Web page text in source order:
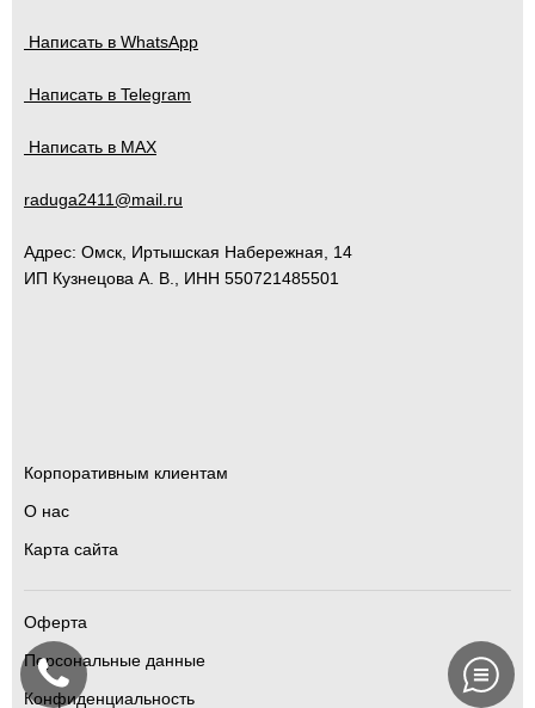
Написать в WhatsApp
Написать в Telegram
Написать в MAX
raduga2411@mail.ru
Адрес: Омск Иртышская Набережная, 14
ИП Кузнецова А. В., ИНН 550721485501
Корпоративным клиентам
О нас
Карта сайта
Оферта
Персональные данные
Конфиденциальность